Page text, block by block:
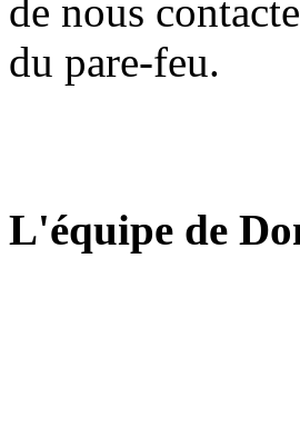
de nous
du pare-feu.
L'équipe de